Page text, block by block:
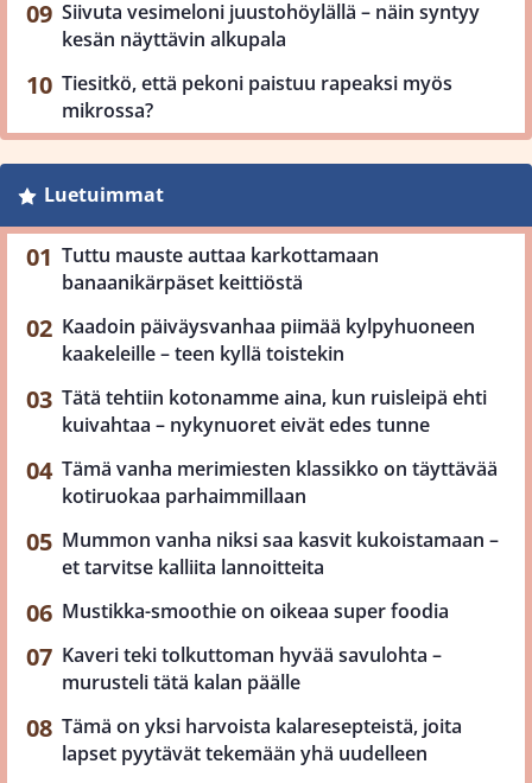
Siivuta vesimeloni juustohöylällä – näin syntyy
kesän näyttävin alkupala
Tiesitkö, että pekoni paistuu rapeaksi myös
mikrossa?
Luetuimmat
Tuttu mauste auttaa karkottamaan
banaanikärpäset keittiöstä
Kaadoin päiväysvanhaa piimää kylpyhuoneen
kaakeleille – teen kyllä toistekin
Tätä tehtiin kotonamme aina, kun ruisleipä ehti
kuivahtaa – nykynuoret eivät edes tunne
Tämä vanha merimiesten klassikko on täyttävää
kotiruokaa parhaimmillaan
Mummon vanha niksi saa kasvit kukoistamaan –
et tarvitse kalliita lannoitteita
Mustikka-smoothie on oikeaa super foodia
Kaveri teki tolkuttoman hyvää savulohta –
murusteli tätä kalan päälle
Tämä on yksi harvoista kalaresepteistä, joita
lapset pyytävät tekemään yhä uudelleen